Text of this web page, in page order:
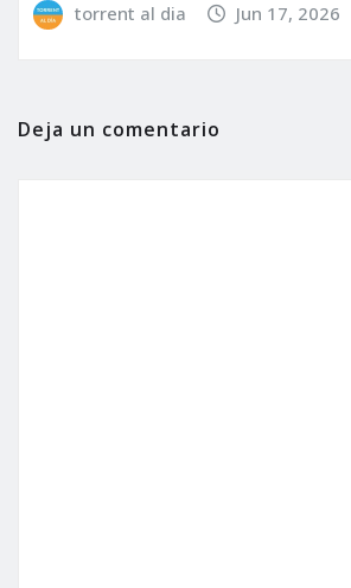
torrent al dia Jun 17, 2026
Deja un comentario